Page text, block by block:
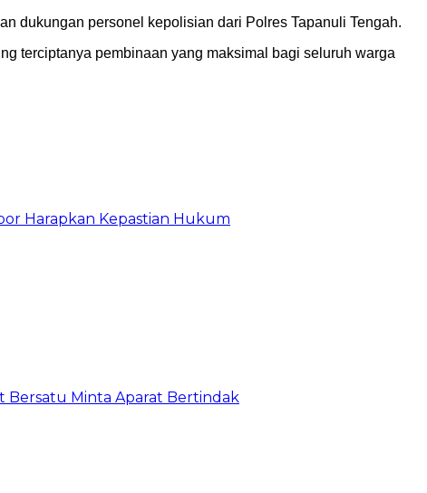
dukungan personel kepolisian dari Polres Tapanuli Tengah.
terciptanya pembinaan yang maksimal bagi seluruh warga
Harapkan Kepastian Hukum
Bersatu Minta Aparat Bertindak